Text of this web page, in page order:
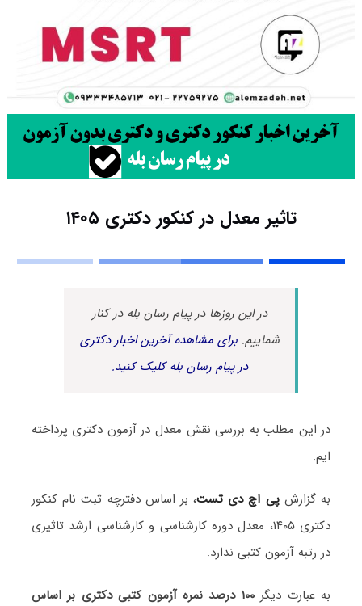
تاثیر معدل در کنکور دکتری ۱۴۰۵
در این روزها در پیام رسان بله در کنار
شماییم.برای مشاهده آخرین اخبار دکتری
در پیام رسان بله کلیک کنید.
در این مطلب به بررسی نقش معدل در آزمون دکتری پرداخته
ایم.
به گزارش پی اچ دی تست، بر اساس دفترچه ثبت نام کنکور
دکتری ۱۴۰۵، معدل دوره کارشناسی و کارشناسی ارشد تاثیری
در رتبه آزمون کتبی ندارد.
به عبارت دیگر
۱۰۰ درصد نمره آزمون کتبی دکتری بر اساس